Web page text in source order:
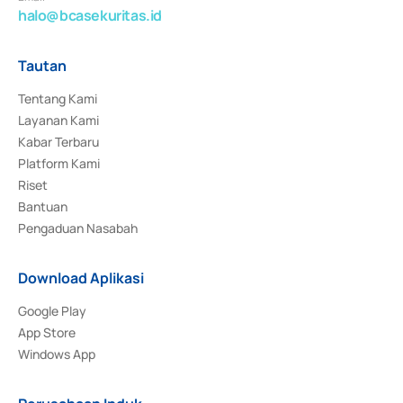
halo@bcasekuritas.id
Tautan
Tentang Kami
Layanan Kami
Kabar Terbaru
Platform Kami
Riset
Bantuan
Pengaduan Nasabah
Download Aplikasi
Google Play
App Store
Windows App